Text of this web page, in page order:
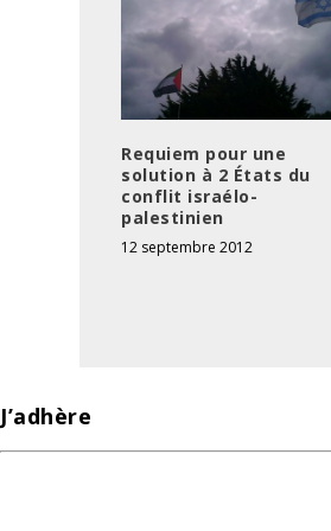
Requiem pour une
solution à 2 États du
conflit israélo-
palestinien
12 septembre 2012
J’adhère